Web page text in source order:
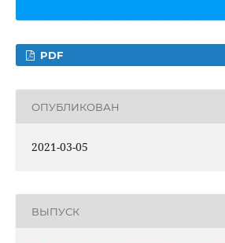
PDF
ОПУБЛИКОВАН
2021-03-05
ВЫПУСК